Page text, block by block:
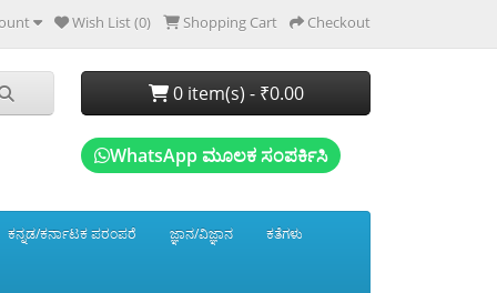
Wish List (0) Shopping Cart Checkout
0 item(s) - ₹0.00
WhatsApp ಮೂಲಕ ಸಂಪರ್ಕಿಸಿ
ಕನ್ನಡ/ಕರ್ನಾಟಕ ಪರಂಪರೆ ಜ್ಞಾನ/ವಿಜ್ಞಾನ ಕತೆಗಳು